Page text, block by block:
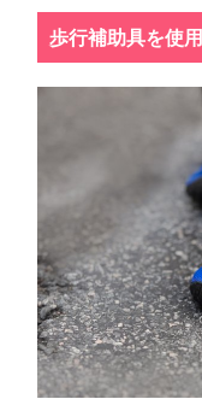
歩行補助具を使